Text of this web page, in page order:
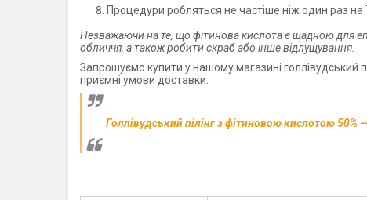
Процедури робляться не частіше ніж один раз на
Незважаючи на те, що фітинова кислота є щадною для
обличчя, а також робити скраб або інше відлущування.
Запрошуємо купити у нашому магазині голлівудський
приємні умови доставки.
Голлівудський пілінг з фітиновою кислотою 50%